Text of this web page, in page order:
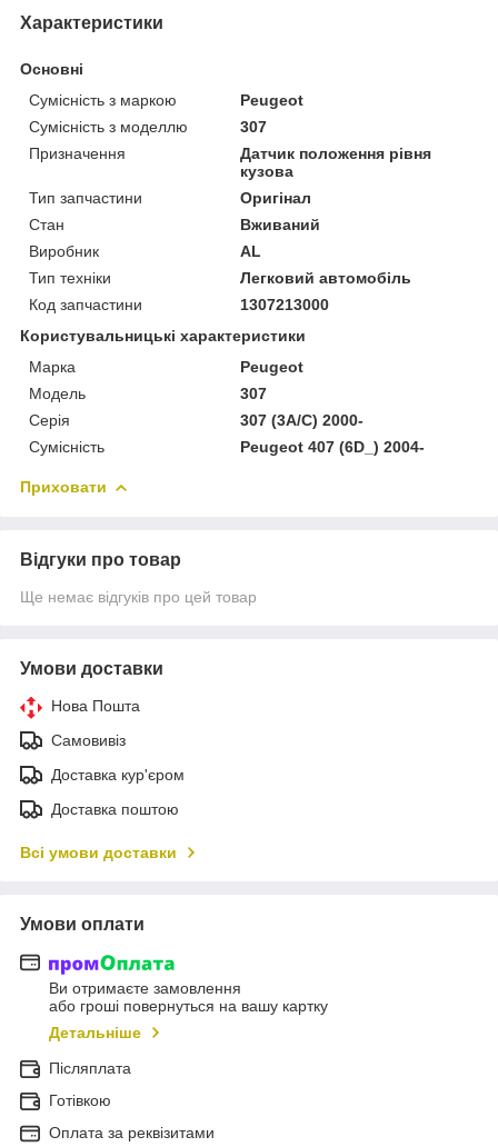
Характеристики
Основні
Сумісність з маркою
Peugeot
Сумісність з моделлю
307
Призначення
Датчик положення рівня
кузова
Тип запчастини
Оригінал
Стан
Вживаний
Виробник
AL
Тип техніки
Легковий автомобіль
Код запчастини
1307213000
Користувальницькі характеристики
Марка
Peugeot
Модель
307
Серія
307 (3A/C) 2000-
Сумісність
Peugeot 407 (6D_) 2004-
Приховати
Відгуки про товар
Ще немає відгуків про цей товар
Умови доставки
Нова Пошта
Самовивіз
Доставка кур'єром
Доставка поштою
Всі умови доставки
Умови оплати
Ви отримаєте замовлення
або гроші повернуться на вашу картку
Детальніше
Післяплата
Готівкою
Оплата за реквізитами